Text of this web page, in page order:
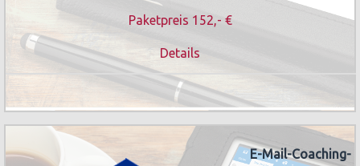
Paketpreis 152,- €
Details
E-Mail-Coaching-